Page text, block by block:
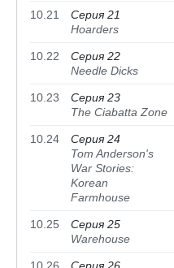
10.21
Серия 21
Hoarders
10.22
Серия 22
Needle Dicks
10.23
Серия 23
The Ciabatta Zone
10.24
Серия 24
Tom Anderson's
War Stories:
Korean
Farmhouse
10.25
Серия 25
Warehouse